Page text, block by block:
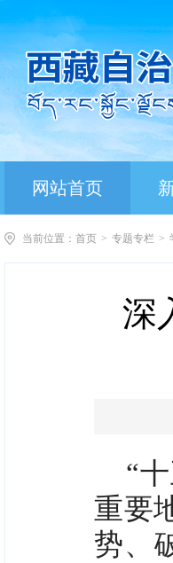
网站首页
当前位置： 首页 > 专题专栏 >
深
“
重要
势、